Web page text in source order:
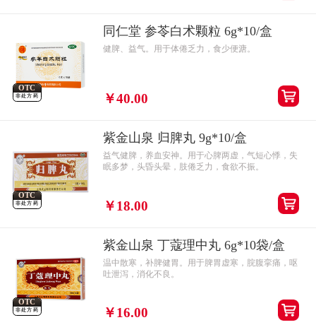
OTC
非处方药
同仁堂 参苓白术颗粒 6g*10/盒
健脾、益气。用于体倦乏力，食少便溏。
￥40.00
OTC
非处方药
紫金山泉 归脾丸 9g*10/盒
益气健脾，养血安神。用于心脾两虚，气短心悸，失
眠多梦，头昏头晕，肢倦乏力，食欲不振。
￥18.00
OTC
非处方药
紫金山泉 丁蔻理中丸 6g*10袋/盒
温中散寒，补脾健胃。用于脾胃虚寒，脘腹挛痛，呕
吐泄泻，消化不良。
￥16.00